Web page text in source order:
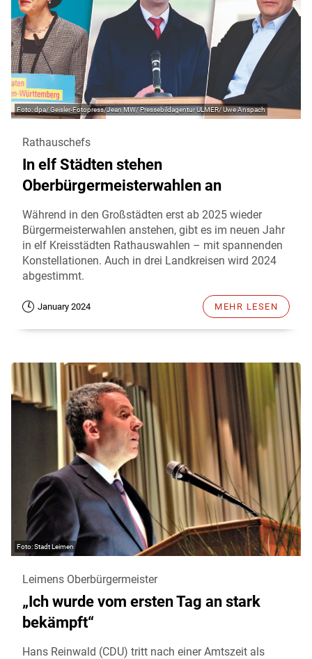
dpa/ Geisler-Fotopress/Jean MW/ Pressebildagentur ULMER/ Uwe Anspach
Rathauschefs
In elf Städten stehen
Oberbürgermeisterwahlen an
Während in den Großstädten erst ab 2025 wieder
Bürgermeisterwahlen anstehen, gibt es im neuen Jahr
in elf Kreisstädten Rathauswahlen – mit spannenden
Konstellationen. Auch in drei Landkreisen wird 2024
abgestimmt.
January 2024 MEHR LESEN
Stadt Leimen
Leimens Oberbürgermeister
„Ich wurde vom ersten Tag an stark
bekämpft“
Hans Reinwald (CDU) tritt nach einer Amtszeit als